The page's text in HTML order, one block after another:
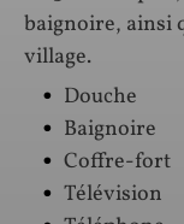
baignoire, ainsi
village.
Douche
Baignoire
Coffre-fort
Télévision